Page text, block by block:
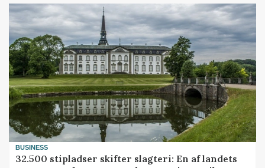
BUSINESS
32.500 stipladser skifter slagteri: En af landets